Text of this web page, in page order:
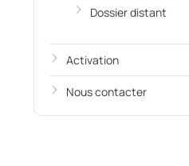
Dossier distant
Activation
Nous contacter